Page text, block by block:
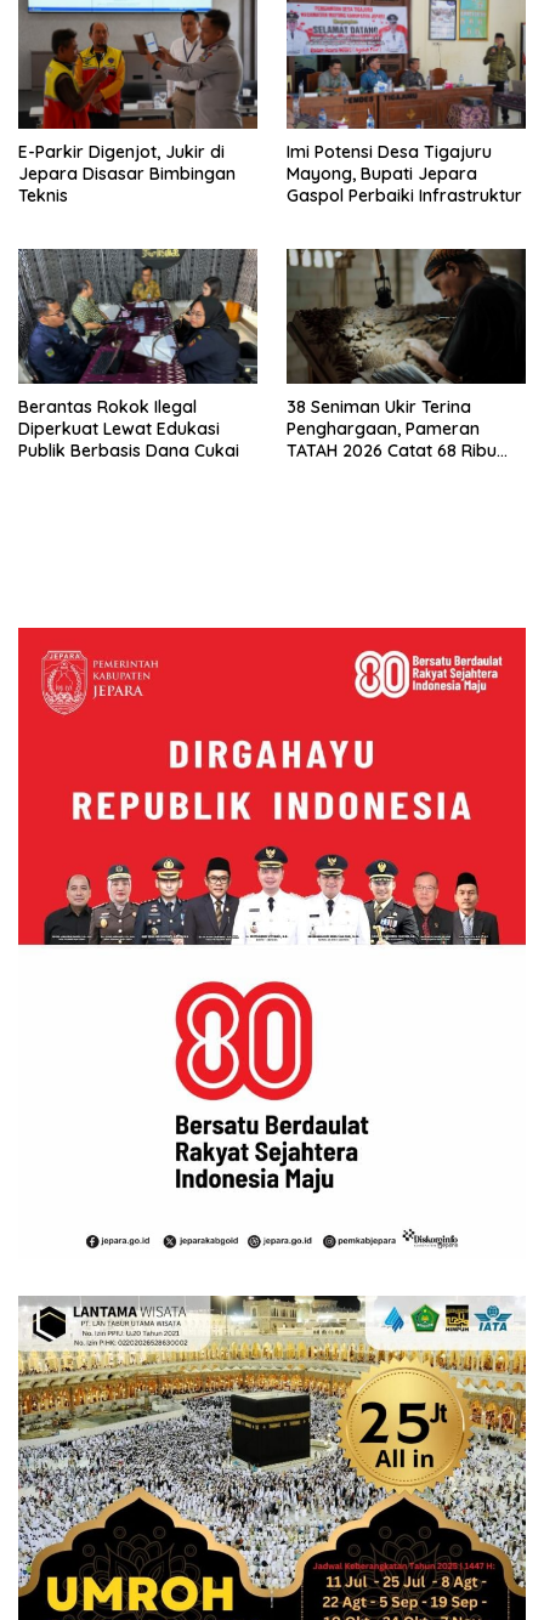
E-Parkir Digenjot, Jukir di
Jepara Disasar Bimbingan
Teknis
Imi Potensi Desa Tigajuru
Mayong, Bupati Jepara
Gaspol Perbaiki Infrastruktur
Berantas Rokok Ilegal
Diperkuat Lewat Edukasi
Publik Berbasis Dana Cukai
38 Seniman Ukir Terina
Penghargaan, Pameran
TATAH 2026 Catat 68 Ribu